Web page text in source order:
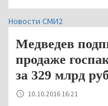
Новости СМИ2
Медведев
продаже
за 329 млрд
10.10.2016 16:21